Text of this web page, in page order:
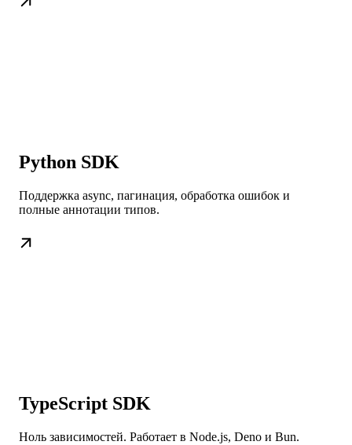
Python SDK
Поддержка async, пагинация, обработка ошибок и
полные аннотации типов.
TypeScript SDK
Ноль зависимостей. Работает в Node.js, Deno и Bun.